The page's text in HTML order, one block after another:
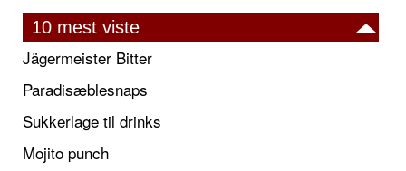
10 mest viste
Jägermeister Bitter
Paradisæblesnaps
Sukkerlage til drinks
Mojito punch